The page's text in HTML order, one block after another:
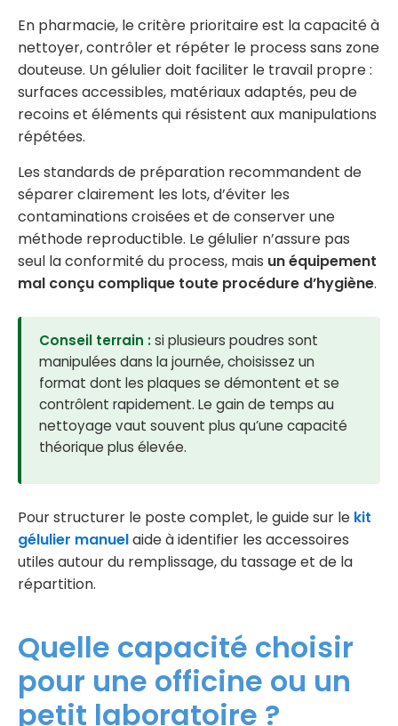
En pharmacie, le critère prioritaire est la capacité à
nettoyer, contrôler et répéter le process sans zone
douteuse. Un gélulier doit faciliter le travail propre :
surfaces accessibles, matériaux adaptés, peu de
recoins et éléments qui résistent aux manipulations
répétées.
Les standards de préparation recommandent de
séparer clairement les lots, d’éviter les
contaminations croisées et de conserver une
méthode reproductible. Le gélulier n’assure pas
seul la conformité du process, mais un équipement
mal conçu complique toute procédure d’hygiène.
Conseil terrain :si plusieurs poudres sont
manipulées dans la journée, choisissez un
format dont les plaques se démontent et se
contrôlent rapidement. Le gain de temps au
nettoyage vaut souvent plus qu’une capacité
théorique plus élevée.
Pour structurer le poste complet, le guide sur le kit
gélulier manuelaide à identifier les accessoires
utiles autour du remplissage, du tassage et de la
répartition.
Quelle capacité choisir
pour une officine ou un
petit laboratoire ?